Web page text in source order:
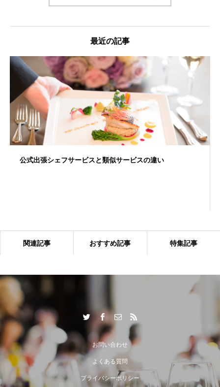
最近の記事
公式出張シェフサービスと類似サービスの違い
出張シェフサービスならではの付加価値とは？
関連記事 おすすめ記事 特集記事
お問い合わせ
よくある質問
プライバシーポリシー